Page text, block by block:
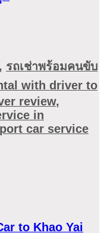
, รถเช่าพร้อมคนขับ
with driver to
review,
in
car service
to Khao Yai